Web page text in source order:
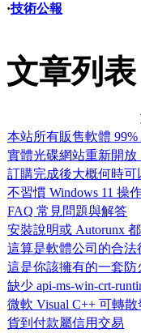
·技術公報
文章列表
本站所有販售軟體
實體光碟網站重新開放
訂購完成後大概何時可
不習慣 Windows 11 操
FAQ 常見問題與解答
安裝說明或 Autorunx
這算是軟體公司的合法
這是你該擁有的一套防
缺少 api-ms-win-crt-
微軟 Visual C++ 可轉
貨到付款屬信用交易